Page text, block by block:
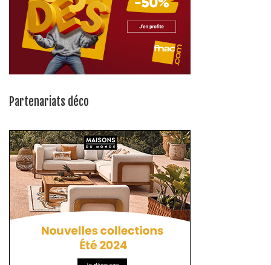
Partenariats déco